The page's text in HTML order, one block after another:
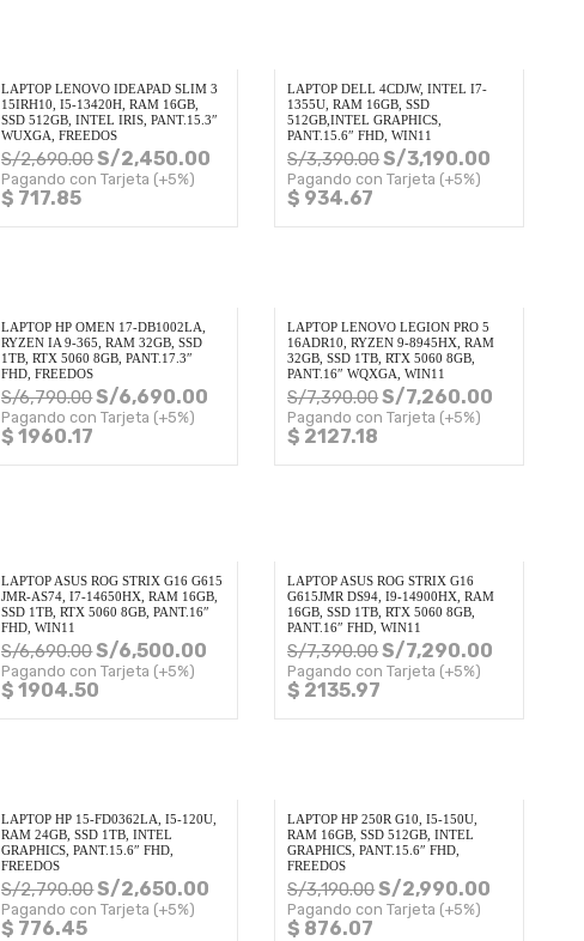
LAPTOP LENOVO IDEAPAD SLIM 3
15IRH10, I5-13420H, RAM 16GB,
SSD 512GB, INTEL IRIS, PANT.15.3″
WUXGA, FREEDOS
S/2,690.00S/2,450.00
Pagando con Tarjeta (+5%)
$ 717.85
LAPTOP DELL 4CDJW, INTEL I7-
1355U, RAM 16GB, SSD
512GB,INTEL GRAPHICS,
PANT.15.6″ FHD, WIN11
S/3,390.00S/3,190.00
Pagando con Tarjeta (+5%)
$ 934.67
LAPTOP HP OMEN 17-DB1002LA,
RYZEN IA 9-365, RAM 32GB, SSD
1TB, RTX 5060 8GB, PANT.17.3″
FHD, FREEDOS
S/6,790.00S/6,690.00
Pagando con Tarjeta (+5%)
$ 1960.17
LAPTOP LENOVO LEGION PRO 5
16ADR10, RYZEN 9-8945HX, RAM
32GB, SSD 1TB, RTX 5060 8GB,
PANT.16″ WQXGA, WIN11
S/7,390.00S/7,260.00
Pagando con Tarjeta (+5%)
$ 2127.18
LAPTOP ASUS ROG STRIX G16 G615
JMR-AS74, I7-14650HX, RAM 16GB,
SSD 1TB, RTX 5060 8GB, PANT.16″
FHD, WIN11
S/6,690.00S/6,500.00
Pagando con Tarjeta (+5%)
$ 1904.50
LAPTOP ASUS ROG STRIX G16
G615JMR DS94, I9-14900HX, RAM
16GB, SSD 1TB, RTX 5060 8GB,
PANT.16″ FHD, WIN11
S/7,390.00S/7,290.00
Pagando con Tarjeta (+5%)
$ 2135.97
LAPTOP HP 15-FD0362LA, I5-120U,
RAM 24GB, SSD 1TB, INTEL
GRAPHICS, PANT.15.6″ FHD,
FREEDOS
S/2,790.00S/2,650.00
Pagando con Tarjeta (+5%)
$ 776.45
LAPTOP HP 250R G10, I5-150U,
RAM 16GB, SSD 512GB, INTEL
GRAPHICS, PANT.15.6″ FHD,
FREEDOS
S/3,190.00S/2,990.00
Pagando con Tarjeta (+5%)
$ 876.07